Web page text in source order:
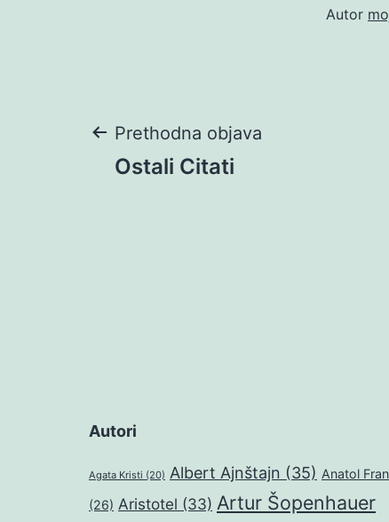
Autor
Navigacija
Prethodna objava
Ostali Citati
Autori
Agata Kristi (20) Albert Ajnštajn (35) Anatol
(26) Aristotel (33) Artur Šopenhauer